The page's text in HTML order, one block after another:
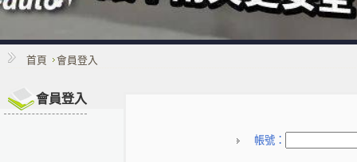
首頁 會員登入
會員登入
帳號：